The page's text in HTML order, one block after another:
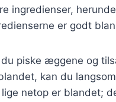
ingredienser,
er godt
du piske æggene og
kan du
netop er blandet;